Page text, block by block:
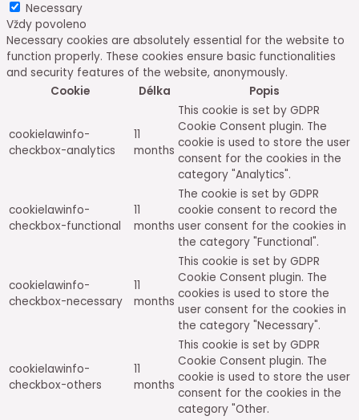
Necessary
Vždy povoleno
Necessary cookies are absolutely essential for the website to
function properly. These cookies ensure basic functionalities
and security features of the website, anonymously.
Cookie
Délka Popis
cookielawinfo-
checkbox-analytics
11
months
This cookie is set by GDPR
Cookie Consent plugin. The
cookie is used to store the user
consent for the cookies in the
category "Analytics".
cookielawinfo-
checkbox-functional
11
months
The cookie is set by GDPR
cookie consent to record the
user consent for the cookies in
the category "Functional".
cookielawinfo-
checkbox-necessary
11
months
This cookie is set by GDPR
Cookie Consent plugin. The
cookies is used to store the
user consent for the cookies in
the category "Necessary".
cookielawinfo-
checkbox-others
11
months
This cookie is set by GDPR
Cookie Consent plugin. The
cookie is used to store the user
consent for the cookies in the
category "Other.